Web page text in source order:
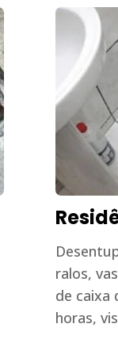
ralos,
de caixa
horas,